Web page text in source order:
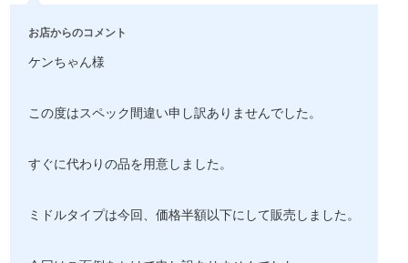
お店からのコメント
ケンちゃん様
この度はスペック間違い申し訳ありませんでした。
すぐに代わりの品を用意しました。
ミドルタイプは今回、価格半額以下にして販売しました。